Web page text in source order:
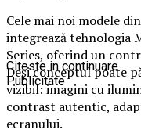
Cele mai noi modele
integrează tehnologia
Series, oferind un
Deși conceptul poate
vizibil: imagini cu
contrast autentic,
ecranului.
Citeste in continuare
Publicitate